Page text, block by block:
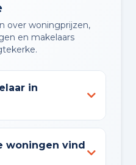
over woningprijzen,
en makelaars
in
woningen vind